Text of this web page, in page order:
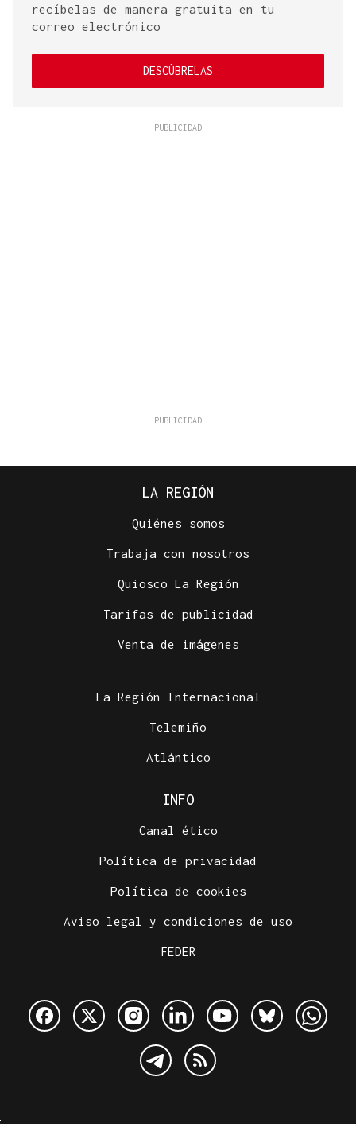
recíbelas de manera gratuita en tu
correo electrónico
DESCÚBRELAS
LA REGIÓN
Quiénes somos
Trabaja con nosotros
Quiosco La Región
Tarifas de publicidad
Venta de imágenes
La Región Internacional
Telemiño
Atlántico
INFO
Canal ético
Política de privacidad
Política de cookies
Aviso legal y condiciones de uso
FEDER